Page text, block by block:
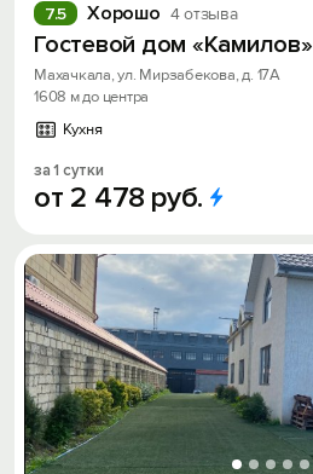
Хорошо 4 отзыва
7.5
Гостевой дом «Камилов»
Махачкала, ул. Мирзабекова, д. 17А
1608 м до центра
Кухня
за 1 сутки
от 2 478 руб.